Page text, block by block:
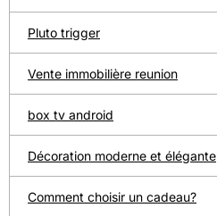
Pluto trigger
Vente immobilière reunion
box tv android
Décoration moderne et élégante
Comment choisir un cadeau?